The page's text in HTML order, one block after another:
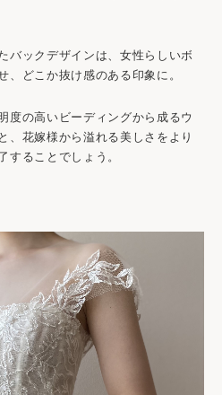
バックデザインは、女性らしいボ
、どこか抜け感のある印象に。
度の高いビーディングから成るウ
、花嫁様から溢れる美しさをより
することでしょう。